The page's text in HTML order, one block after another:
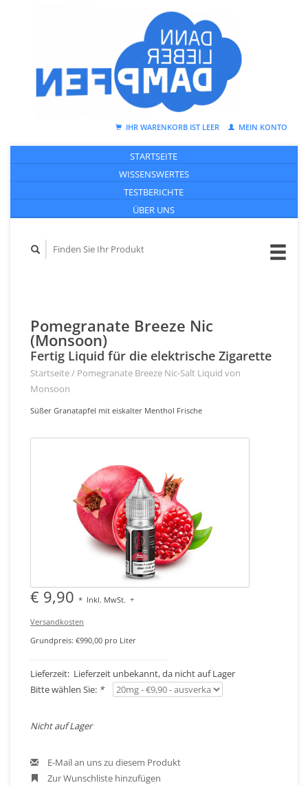
IHR WARENKORB IST LEER MEIN KONTO
STARTSEITE
WISSENSWERTES
TESTBERICHTE
ÜBER UNS
Pomegranate Breeze Nic
(Monsoon)
Fertig Liquid für die elektrische Zigarette
Startseite/ Pomegranate Breeze Nic-Salt Liquid von
Monsoon
Süßer Granatapfel mit eiskalter Menthol Frische
€ 9,90 * Inkl. MwSt. +
Versandkosten
Grundpreis: €990,00 pro Liter
Lieferzeit: Lieferzeit unbekannt, da nicht auf Lager
Bitte wählen Sie: *
Nicht auf Lager
E-Mail an uns zu diesem Produkt
Zur Wunschliste hinzufügen